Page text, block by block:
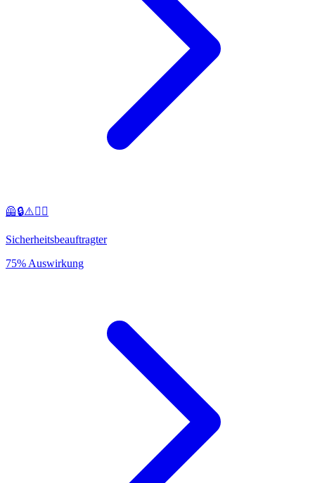
🦺🔒⚠️👷‍♂️
Sicherheitsbeauftragter
75% Auswirkung